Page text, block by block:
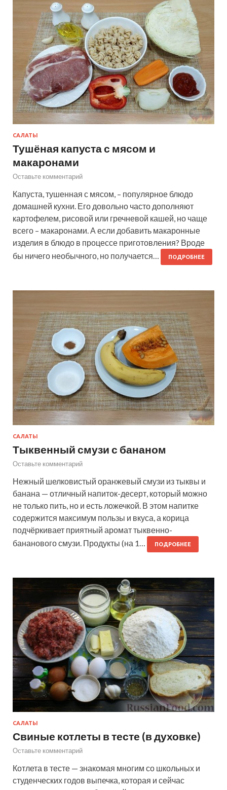
САЛАТЫ
Тушёная капуста с мясом и
макаронами
Оставьте комментарий
Капуста, тушенная с мясом, – популярное блюдо
домашней кухни. Его довольно часто дополняют
картофелем, рисовой или гречневой кашей, но чаще
всего – макаронами. А если добавить макаронные
изделия в блюдо в процессе приготовления? Вроде
бы ничего необычного, но получается…
ПОДРОБНЕЕ
САЛАТЫ
Тыквенный смузи с бананом
Оставьте комментарий
Нежный шелковистый оранжевый смузи из тыквы и
банана — отличный напиток-десерт, который можно
не только пить, но и есть ложечкой. В этом напитке
содержится максимум пользы и вкуса, а корица
подчёркивает приятный аромат тыквенно-
бананового смузи. Продукты (на 1…
ПОДРОБНЕЕ
САЛАТЫ
Свиные котлеты в тесте (в духовке)
Оставьте комментарий
Котлета в тесте — знакомая многим со школьных и
студенческих годов выпечка, которая и сейчас